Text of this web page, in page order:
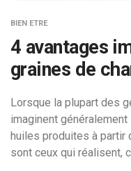
BIEN ETRE
4 avantages
graines de
Lorsque la plupart des
imaginent
huiles produites à partir
sont ceux qui réalisent,